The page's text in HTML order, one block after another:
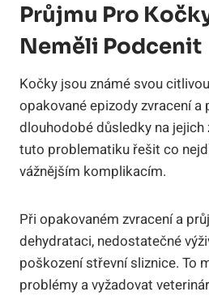
Průjmu Pro
Neměli Podcenit
Kočky jsou známé svou
opakované epizody zvracení
dlouhodobé důsledky na jejich
tuto problematiku řešit co
vážnějším komplikacím.
Při opakovaném zvracení a
dehydrataci, nedostatečné
poškození střevní sliznice. To
problémy a vyžadovat